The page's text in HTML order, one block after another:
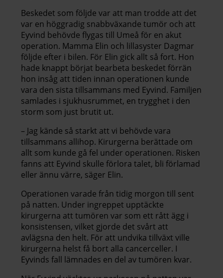
Beskedet som följde var att man trodde att det
var en höggradig snabbväxande tumör och att
Eyvind behövde flygas till Umeå för en akut
operation. Mamma Elin och lillasyster Dagmar
följde efter i bilen. För Elin gick allt så fort. Hon
hade knappt börjat bearbeta beskedet förrän
hon insåg att tiden innan operationen kunde
vara den sista tillsammans med Eyvind. Familjen
samlades i sjukhusrummet, en trygghet i den
storm som just brutit ut.
– Jag kände så starkt att vi behövde vara
tillsammans allihop. Kirurgerna berättade om
allt som kunde gå fel under operationen. Risken
fanns att Eyvind skulle förlora talet, bli förlamad
eller ännu värre, säger Elin.
Operationen varade från tidig morgon till sent
på natten. Under ingreppet upptäckte
kirurgerna att tumören var som ett rått ägg i
konsistensen, vilket gjorde det svårt att
avlägsna den helt. För att undvika tillväxt ville
kirurgerna helst få bort alla cancerceller. I
Eyvinds fall lämnades en del av tumören kvar.